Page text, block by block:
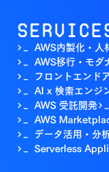
>_ AWS内製化・人
>_ AWS移行・モダ
>_ フロントエンド
>_ AI x 検索エンジ
>_ AWS 受託開発>_
>_ AWS
>_ データ活用・分
>_ Serverless